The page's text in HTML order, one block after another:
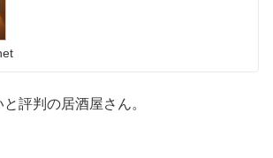
評判の居酒屋さん。